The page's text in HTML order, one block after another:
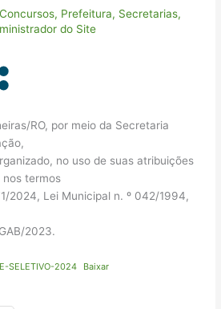
Concursos, Prefeitura, Secretarias,
do Site
RO, por meio da Secretaria
no uso de suas atribuições
nos termos
2024, Lei Municipal n. º 042/1994,
2023.
SELETIVO-2024 Baixar